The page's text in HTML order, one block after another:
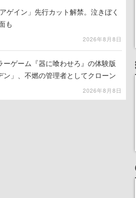
ゲイン」先行カット解禁。泣きぼく
も
2026年8月8日
ーゲーム『器に喰わせろ』の体験版
」、不燃の管理者としてクローン
2026年8月8日